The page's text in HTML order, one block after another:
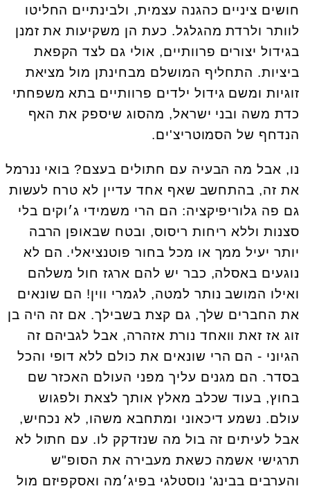
חושים ציניים כהגנה עצמית, ולבינתיים החליטו
לוותר ולרדת מהגלגל. כעת הן משקיעות את זמנן
בגידול יצורים פרוותיים, אולי גם לצד הקפאת
ביציות. התחליף המושלם מבחינתן מול מציאת
זוגיות ומשם גידול ילדים פרוותיים בתא משפחתי
כדת משה ובני ישראל, מהסוג שיספק את האף
הנדחף של הסמוטריצ'ים.
נו, אבל מה הבעיה עם חתולים בעצם? בואי ננרמל
את זה, בהתחשב שאף אחד עדיין לא טרח לעשות
גם פה גלוריפיקציה: הם הרי משמידי ג׳וקים בלי
סצנות וללא ריחות ריסוס, ובטח שבאופן הרבה
יותר יעיל ממך או מכל בחור פוטנציאלי. הם לא
נוגעים באסלה, כבר יש להם ארגז חול משלהם
ואילו המושב נותר למטה, לגמרי ווין! הם שונאים
את החברים שלך, גם קצת בשבילך. אם זה היה בן
זוג אז זאת וואחד נורת אזהרה, אבל לגביהם זה
הגיוני - הם הרי שונאים את כולם ללא דופי והכל
בסדר. הם מגנים עליך מפני העולם האכזר שם
בחוץ, בעוד שכלב מאלץ אותך לצאת ולפגוש
עולם. נשמע דיכאוני ומתחבא משהו, לא נכחיש,
אבל לעיתים זה בול מה שנזדקק לו. עם חתול לא
תרגישי אשמה כשאת מעבירה את הסופ"ש
והערבים בבינג' נוסטלגי בפיג׳מה ואסקפיזם מול